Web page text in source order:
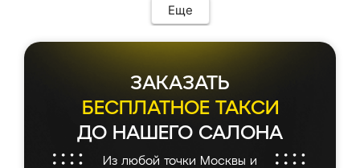
Еще
ЗАКАЗАТЬ
БЕСПЛАТНОЕ ТАКСИ
ДО НАШЕГО САЛОНА
Из любой точки Москвы и